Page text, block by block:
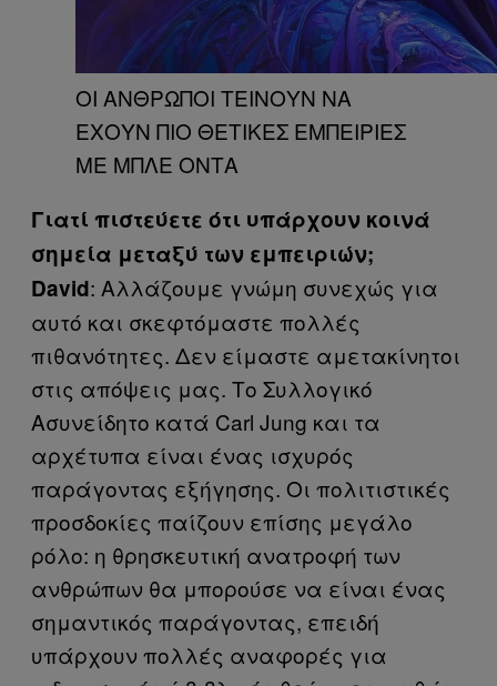
ΟΙ ΑΝΘΡΩΠΟΙ ΤΕΙΝΟΥΝ ΝΑ
ΕΧΟΥΝ ΠΙΟ ΘΕΤΙΚΕΣ ΕΜΠΕΙΡΙΕΣ
ΜΕ ΜΠΛΕ ΟΝΤΑ
Γιατί πιστεύετε ότι υπάρχουν κοινά
σημεία μεταξύ των εμπειριών;
David: Αλλάζουμε γνώμη συνεχώς για
αυτό και σκεφτόμαστε πολλές
πιθανότητες. Δεν είμαστε αμετακίνητοι
στις απόψεις μας. Το Συλλογικό
Ασυνείδητο κατά Carl Jung και τα
αρχέτυπα είναι ένας ισχυρός
παράγοντας εξήγησης. Οι πολιτιστικές
προσδοκίες παίζουν επίσης μεγάλο
ρόλο: η θρησκευτική ανατροφή των
ανθρώπων θα μπορούσε να είναι ένας
σημαντικός παράγοντας, επειδή
υπάρχουν πολλές αναφορές για